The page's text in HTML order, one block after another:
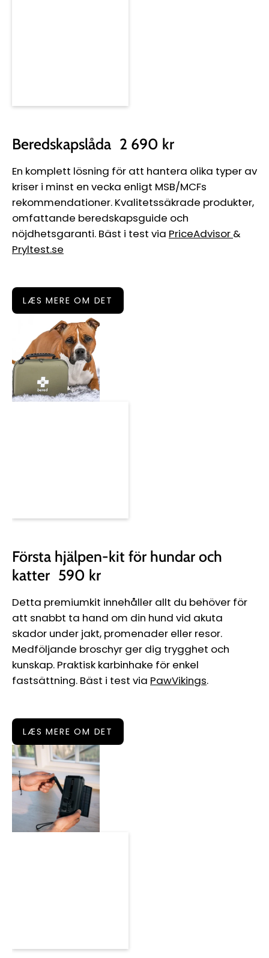
Beredskapslåda 2 690 kr
En komplett lösning för att hantera olika typer av
kriser i minst en vecka enligt MSB/MCFs
rekommendationer. Kvalitetssäkrade produkter,
omfattande beredskapsguide och
nöjdhetsgaranti. Bäst i test via PriceAdvisor &
Pryltest.se
LÆS MERE OM DET
Första hjälpen-kit för hundar och
katter 590 kr
Detta premiumkit innehåller allt du behöver för
att snabbt ta hand om din hund vid akuta
skador under jakt, promenader eller resor.
Medföljande broschyr ger dig trygghet och
kunskap. Praktisk karbinhake för enkel
fastsättning. Bäst i test via PawVikings.
LÆS MERE OM DET